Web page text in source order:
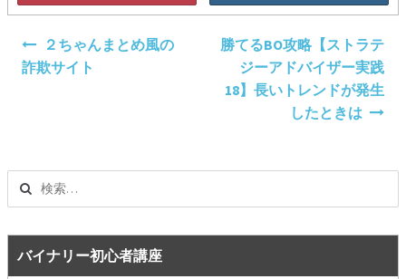
稿
ナ
シ
ョ
ン
２ちゃんまとめ風の
詐欺サイト
勝てるBO攻略【ストラテ
ジーアドバイザー実践
18】長いトレンドが発生
したときは
バイナリー初心者講座